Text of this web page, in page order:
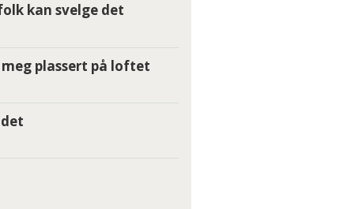
kan svelge det
plassert på loftet